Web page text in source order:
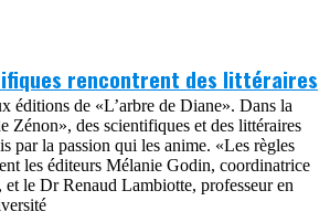
rencontrent des littéraires
éditions de «L’arbre de Diane». Dans la
Zénon», des scientifiques et des littéraires
par la passion qui les anime. «Les règles
les éditeurs Mélanie Godin, coordinatrice
et le Dr Renaud Lambiotte, professeur en